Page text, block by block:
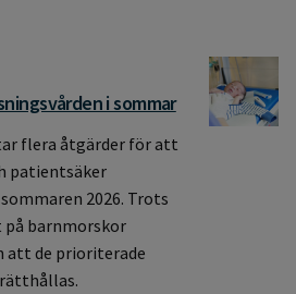
i sommar
flera åtgärder för att
patientsäker
2026. Trots
barnmorskor
att de prioriterade